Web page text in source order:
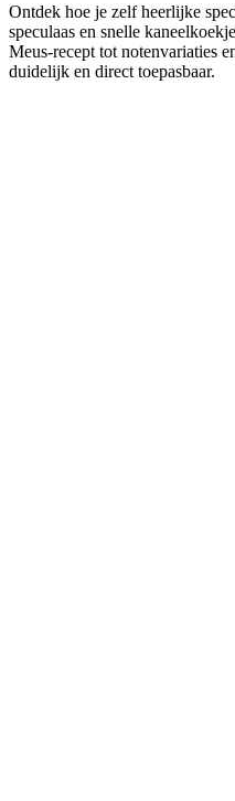
Ontdek hoe je zelf heerlijke
speculaas en snelle
Meus-recept tot notenvariaties
duidelijk en direct toepasbaar.